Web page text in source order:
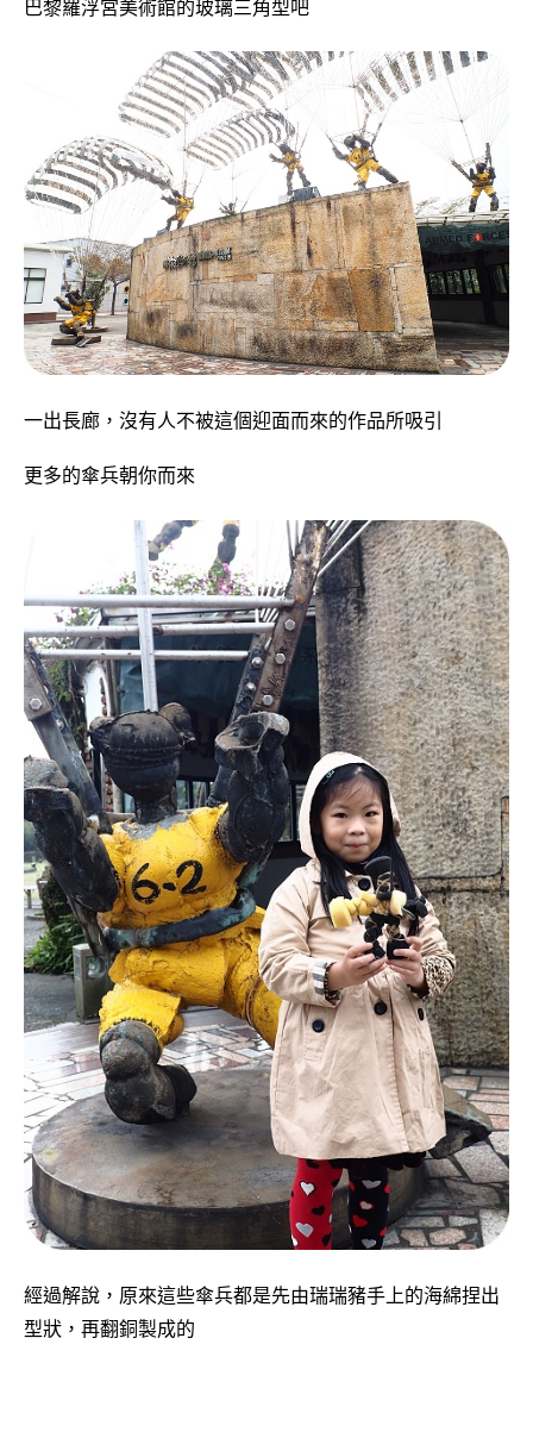
巴黎羅浮宮美術館的玻璃三角型吧
一出長廊，沒有人不被這個迎面而來的作品所吸引
更多的傘兵朝你而來
經過解說，原來這些傘兵都是先由瑞瑞豬手上的海綿捏出
型狀，再翻銅製成的